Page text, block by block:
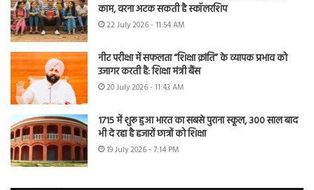
काम, वरना अटक सकती है स्कॉलरशिप
22 July 2026 - 11:54 AM
नीट परीक्षा में सफलता “शिक्षा क्रांति” के व्यापक प्रभाव को
उजागर करती है: शिक्षा मंत्री बैंस
20 July 2026 - 11:43 AM
1715 में शुरू हुआ भारत का सबसे पुराना स्कूल, 300 साल बाद
भी दे रहा है हजारों छात्रों को शिक्षा
19 July 2026 - 7:14 PM